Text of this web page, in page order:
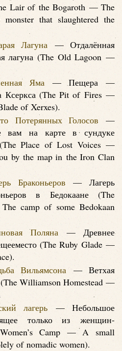
Lair of the Bogaroth — The
that slaughtered the
Лагуна — Отдалённая
лагуна (The Old Lagoon —
Яма — Пещера —
Ксеркса (The Pit of Fires —
of Xerxes).
Потерянных Голосов —
вам на карте в сундуке
Place of Lost Voices —
by the map in the Iron Clan
Браконьеров — Лагерь
в Бедокаане (The
camp of some Bedokaan
Поляна — Древнее
(The Ruby Glade —
Вильямсона — Ветхая
Williamson Homestead —
лагерь — Небольшое
только из женщин-
Camp — A small
of nomadic women).